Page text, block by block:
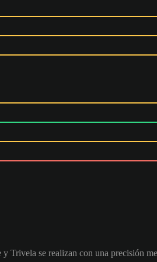
y Trivela se realizan con una precisión